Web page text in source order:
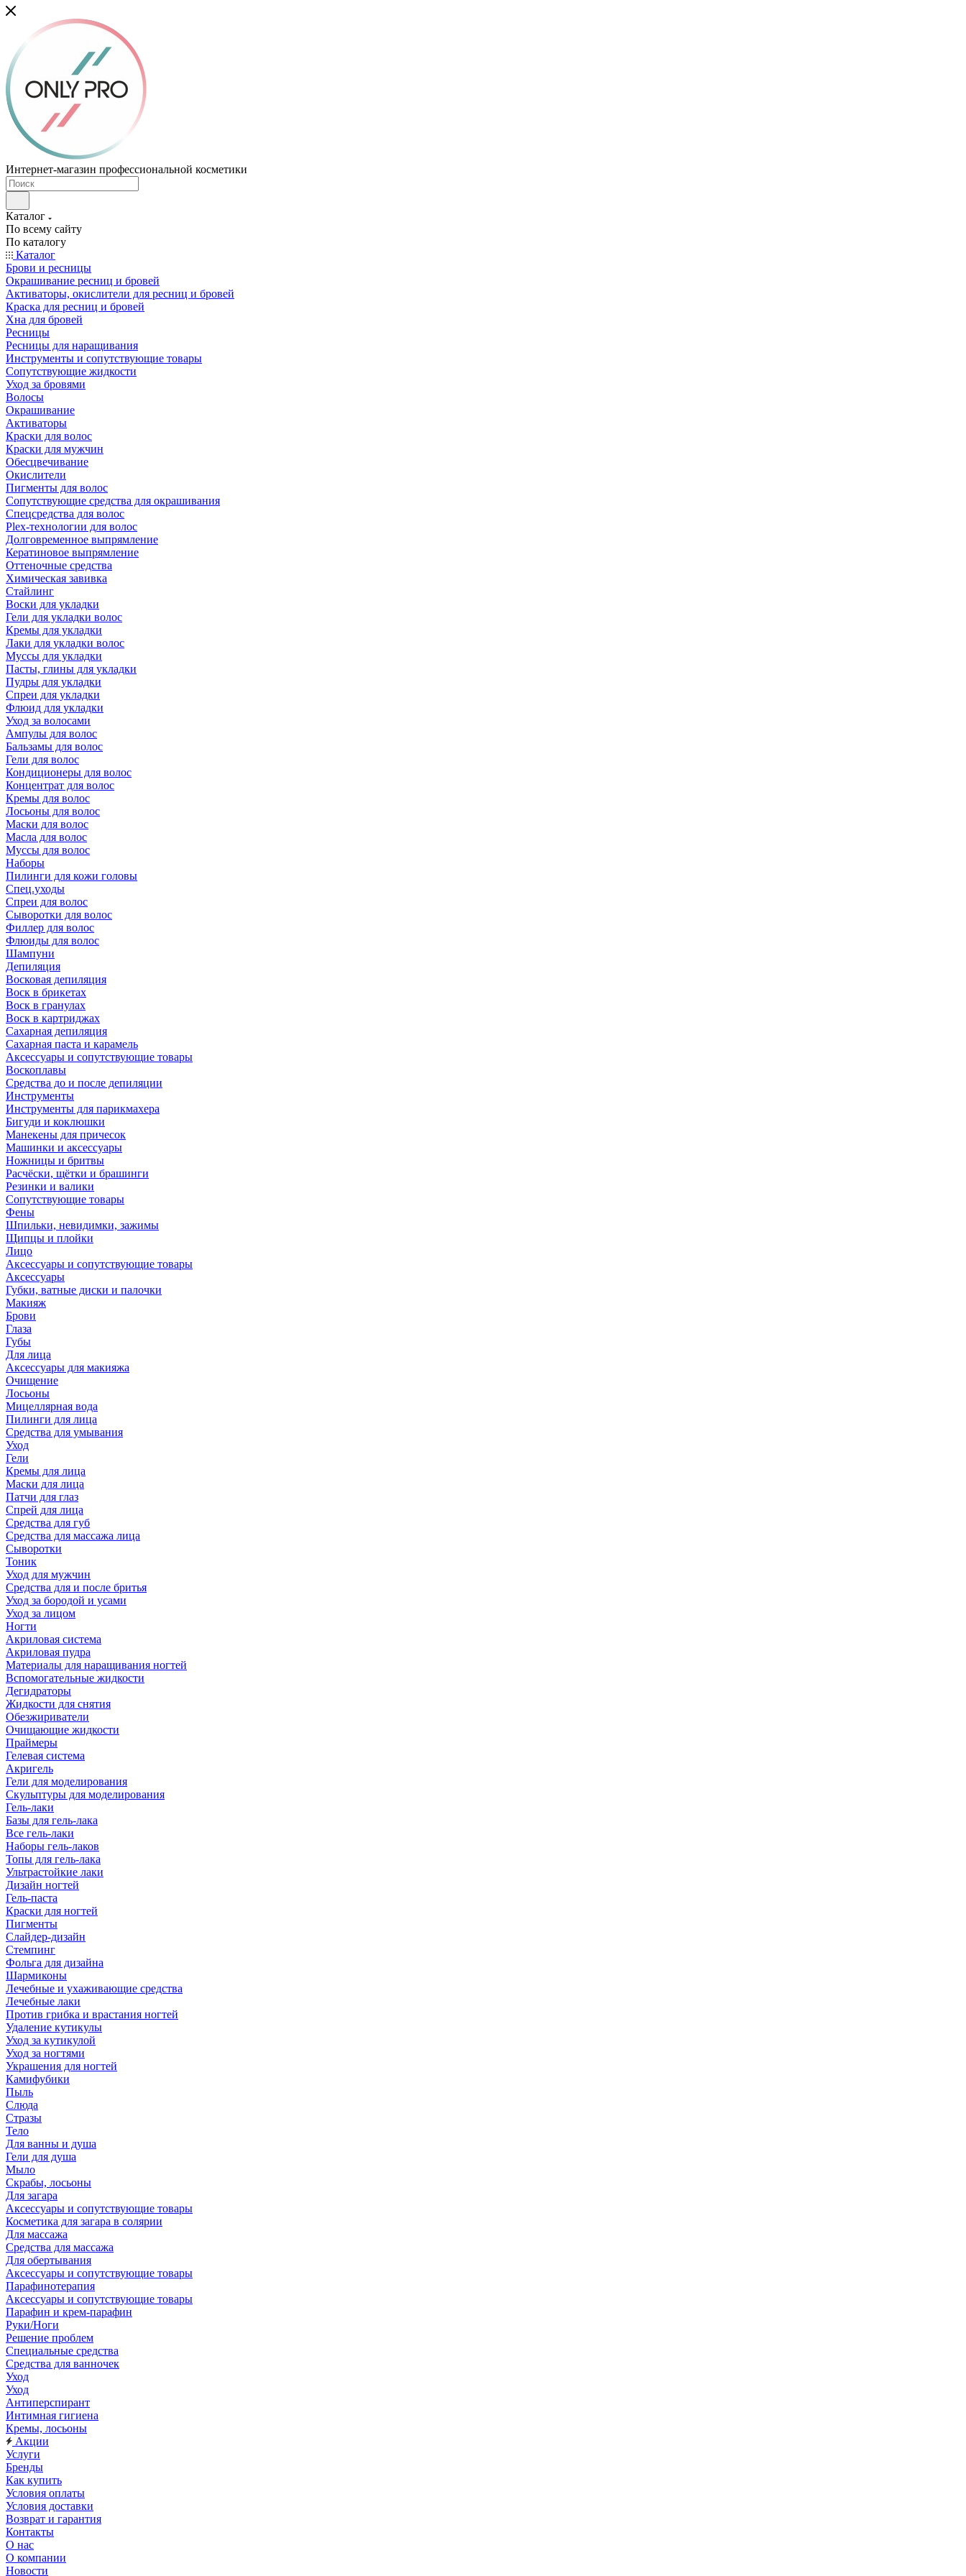
Интернет-магазин профессиональной косметики
Каталог
По всему сайту
По каталогу
Каталог
Брови и ресницы
Окрашивание ресниц и бровей
Активаторы, окислители для ресниц и бровей
Краска для ресниц и бровей
Хна для бровей
Ресницы
Ресницы для наращивания
Инструменты и сопутствующие товары
Сопутствующие жидкости
Уход за бровями
Волосы
Окрашивание
Активаторы
Краски для волос
Краски для мужчин
Обесцвечивание
Окислители
Пигменты для волос
Сопутствующие средства для окрашивания
Спецсредства для волос
Plex-технологии для волос
Долговременное выпрямление
Кератиновое выпрямление
Оттеночные средства
Химическая завивка
Стайлинг
Воски для укладки
Гели для укладки волос
Кремы для укладки
Лаки для укладки волос
Муссы для укладки
Пасты, глины для укладки
Пудры для укладки
Спреи для укладки
Флюид для укладки
Уход за волосами
Ампулы для волос
Бальзамы для волос
Гели для волос
Кондиционеры для волос
Концентрат для волос
Кремы для волос
Лосьоны для волос
Маски для волос
Масла для волос
Муссы для волос
Наборы
Пилинги для кожи головы
Спец.уходы
Спреи для волос
Сыворотки для волос
Филлер для волос
Флюиды для волос
Шампуни
Депиляция
Восковая депиляция
Воск в брикетах
Воск в гранулах
Воск в картриджах
Сахарная депиляция
Сахарная паста и карамель
Аксессуары и сопутствующие товары
Воскоплавы
Средства до и после депиляции
Инструменты
Инструменты для парикмахера
Бигуди и коклюшки
Манекены для причесок
Машинки и аксессуары
Ножницы и бритвы
Расчёски, щётки и брашинги
Резинки и валики
Сопутствующие товары
Фены
Шпильки, невидимки, зажимы
Щипцы и плойки
Лицо
Аксессуары и сопутствующие товары
Аксессуары
Губки, ватные диски и палочки
Макияж
Брови
Глаза
Губы
Для лица
Аксессуары для макияжа
Очищение
Лосьоны
Мицеллярная вода
Пилинги для лица
Средства для умывания
Уход
Гели
Кремы для лица
Маски для лица
Патчи для глаз
Спрей для лица
Средства для губ
Средства для массажа лица
Сыворотки
Тоник
Уход для мужчин
Средства для и после бритья
Уход за бородой и усами
Уход за лицом
Ногти
Акриловая система
Акриловая пудра
Материалы для наращивания ногтей
Вспомогательные жидкости
Дегидраторы
Жидкости для снятия
Обезжириватели
Очищающие жидкости
Праймеры
Гелевая система
Акригель
Гели для моделирования
Скульптуры для моделирования
Гель-лаки
Базы для гель-лака
Все гель-лаки
Наборы гель-лаков
Топы для гель-лака
Ультрастойкие лаки
Дизайн ногтей
Гель-паста
Краски для ногтей
Пигменты
Слайдер-дизайн
Стемпинг
Фольга для дизайна
Шармиконы
Лечебные и ухаживающие средства
Лечебные лаки
Против грибка и врастания ногтей
Удаление кутикулы
Уход за кутикулой
Уход за ногтями
Украшения для ногтей
Камифубики
Пыль
Слюда
Стразы
Тело
Для ванны и душа
Гели для душа
Мыло
Скрабы, лосьоны
Для загара
Аксессуары и сопутствующие товары
Косметика для загара в солярии
Для массажа
Средства для массажа
Для обертывания
Аксессуары и сопутствующие товары
Парафинотерапия
Аксессуары и сопутствующие товары
Парафин и крем-парафин
Руки/Ноги
Решение проблем
Специальные средства
Средства для ванночек
Уход
Уход
Антиперспирант
Интимная гигиена
Кремы, лосьоны
Акции
Услуги
Бренды
Как купить
Условия оплаты
Условия доставки
Возврат и гарантия
Контакты
О нас
О компании
Новости